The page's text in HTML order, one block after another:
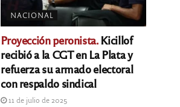
NACIONAL
Proyección peronista.Kicillof
recibió a la CGT en La Plata y
refuerza su armado electoral
con respaldo sindical
11 de julio de 2025